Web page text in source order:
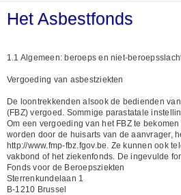
Het Asbestfonds
1.1 Algemeen: beroeps en niet-
Vergoeding van asbestziekten
De loontrekkenden alsook de bedienden
(FBZ) vergoed. Sommige parastatale
Om een vergoeding van het FBZ te
worden door de huisarts van de aanvrager,
http://www.fmp-fbz.fgov.be. Ze kunnen ook
vakbond of het ziekenfonds. De ingevulde
Fonds voor de Beroepsziekten
Sterrenkundelaan 1
B-1210 Brussel